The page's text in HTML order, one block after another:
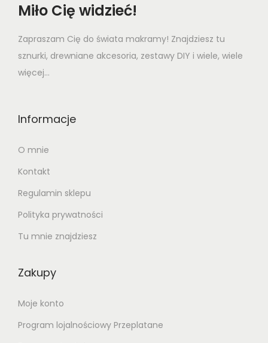
Miło Cię widzieć!
Zapraszam Cię do świata makramy! Znajdziesz tu
sznurki, drewniane akcesoria, zestawy DIY i wiele, wiele
więcej...
Informacje
O mnie
Kontakt
Regulamin sklepu
Polityka prywatności
Tu mnie znajdziesz
Zakupy
Moje konto
Program lojalnościowy Przeplatane